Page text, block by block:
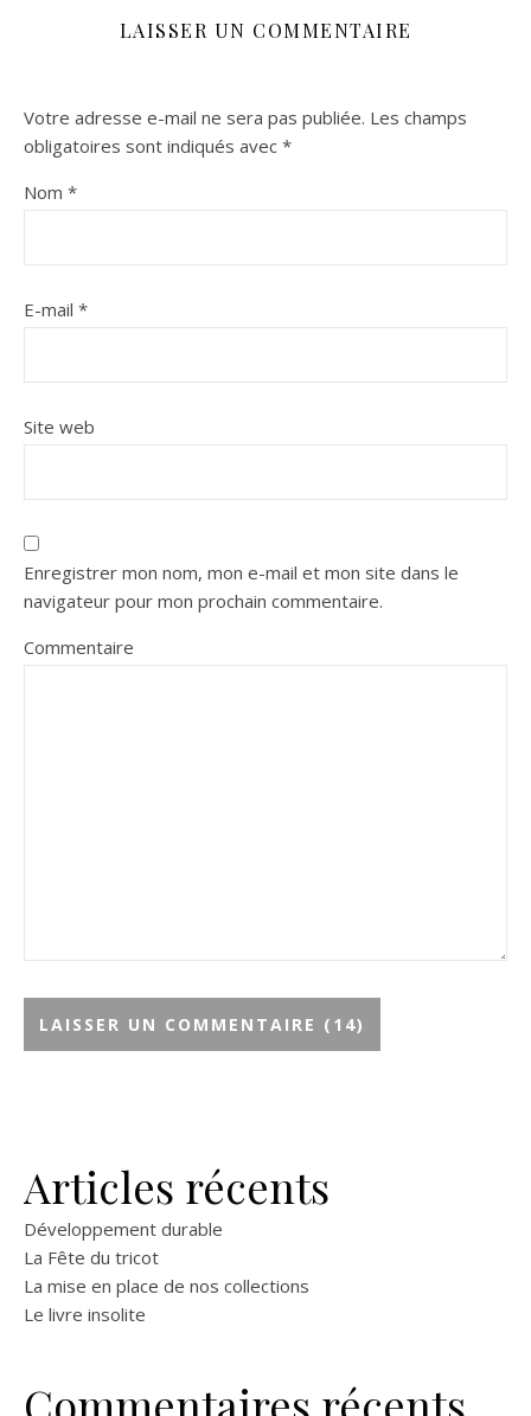
LAISSER UN COMMENTAIRE
Votre adresse e-mail ne sera pas publiée. Les champs
obligatoires sont indiqués avec *
Nom *
E-mail *
Site web
Enregistrer mon nom, mon e-mail et mon site dans le
navigateur pour mon prochain commentaire.
Commentaire
Articles récents
Développement durable
La Fête du tricot
La mise en place de nos collections
Le livre insolite
Commentaires récents